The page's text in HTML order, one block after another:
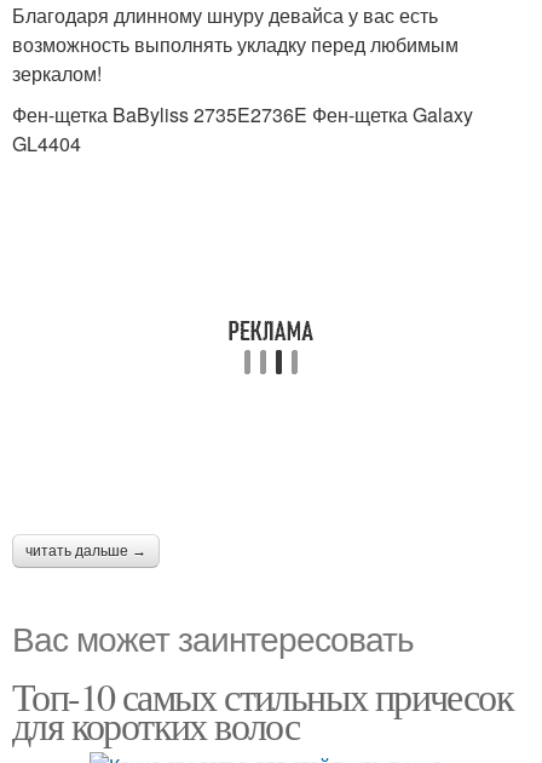
Благодаря длинному шнуру девайса у вас есть
возможность выполнять укладку перед любимым
зеркалом!
Фен-щетка BaByliss 2735E2736E Фен-щетка Galaxy
GL4404
читать дальше →
Вас может заинтересовать
Топ-10 самых стильных причесок
для коротких волос